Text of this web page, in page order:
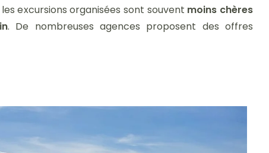
excursions organisées sont souvent moins chères
. De nombreuses agences proposent des offres